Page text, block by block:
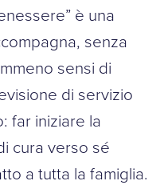
è una
senza
sensi di
di servizio
far iniziare la
cura verso sé
a tutta la famiglia.